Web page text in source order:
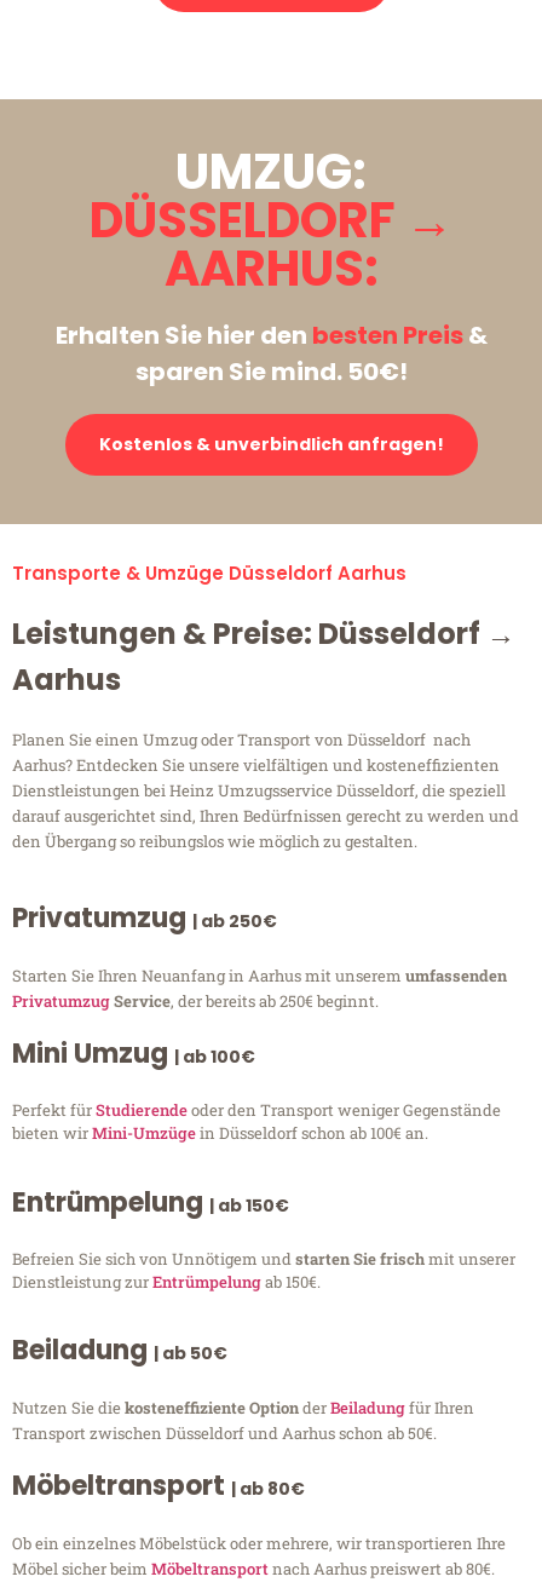
UMZUG:
DÜSSELDORF →
AARHUS:
Erhalten Sie hier den besten Preis&
sparen Sie mind. 50€!
Kostenlos & unverbindlich anfragen!
Transporte & Umzüge Düsseldorf Aarhus
Leistungen & Preise: Düsseldorf →
Aarhus
Planen Sie einen Umzug oder Transport von Düsseldorf nach
Aarhus? Entdecken Sie unsere vielfältigen und kosteneffizienten
Dienstleistungen bei Heinz Umzugsservice Düsseldorf, die speziell
darauf ausgerichtet sind, Ihren Bedürfnissen gerecht zu werden und
den Übergang so reibungslos wie möglich zu gestalten.
Privatumzug | ab 250€
Starten Sie Ihren Neuanfang in Aarhus mit unserem umfassenden
PrivatumzugService, der bereits ab 250€ beginnt.
Mini Umzug | ab 100€
Perfekt fürStudierendeoder den Transport weniger Gegenstände
bieten wirMini-Umzügein Düsseldorf schon ab 100€ an.
Entrümpelung | ab 150€
Befreien Sie sich von Unnötigem undstarten Sie frischmit unserer
Dienstleistung zurEntrümpelungab 150€.
Beiladung | ab 50€
Nutzen Sie diekosteneffiziente OptionderBeiladungfür Ihren
Transport zwischen Düsseldorf und Aarhus schon ab 50€.
Möbeltransport | ab 80€
Ob ein einzelnes Möbelstück oder mehrere, wir transportieren Ihre
Möbel sicher beim Möbeltransportnach Aarhus preiswert ab 80€.